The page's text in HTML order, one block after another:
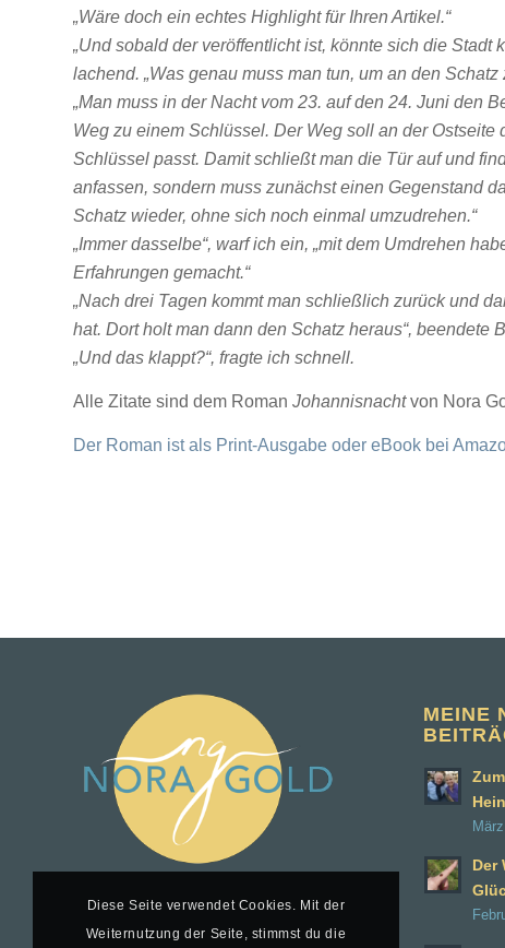
„Wäre doch ein echtes Highlight für Ihren Artikel.“
„Und sobald der veröffentlicht ist, könnte sich die Stadt
lachend. „Was genau muss man tun, um an den Schatz
„Man muss in der Nacht vom 23. auf den 24. Juni den
Weg zu einem Schlüssel. Der Weg soll an der
Schlüssel passt. Damit schließt man die Tür auf und
anfassen, sondern muss zunächst einen Gegenstand
Schatz wieder, ohne sich noch einmal umzudrehen.“
„Immer dasselbe“, warf ich ein, „mit dem Umdrehen
Erfahrungen gemacht.“
„Nach drei Tagen kommt man schließlich zurück und
hat. Dort holt man dann den Schatz heraus“, beendete
„Und das klappt?“, fragte ich schnell.
Alle Zitate sind dem Roman Johannisnachtvon Nora
Der Roman ist als Print-Ausgabe oder eBook bei
MEINE
Der
Diese Seite verwendet Cookies. Mit der
Weiternutzung der Seite, stimmst du die